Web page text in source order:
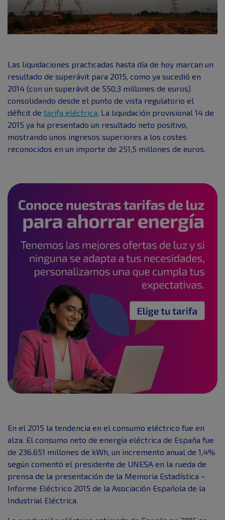
Las liquidaciones practicadas hasta día de hoy marcan un
resultado de superávit para 2015, como ya sucedió en
2014 (con un superávit de 550,3 millones de euros)
consolidando desde el punto de vista regulatorio el
déficit de tarifa eléctrica. La liquidación provisional 14 de
2015 ya ha presentado un resultado neto positivo,
mostrando unos ingresos superiores a los costes
reconocidos en un importe de 251,5 millones de euros.
En el 2015 la tendencia en el consumo eléctrico fue en
alza. El consumo neto de energía eléctrica de España fue
de 236.651 millones de kWh, un incremento anual de 1,4%
según comentó el presidente de UNESA en la rueda de
prensa de la presentación de la Memoria Estadística –
Informe Eléctrico 2015 de la Asociación Española de la
Industrial Eléctrica.